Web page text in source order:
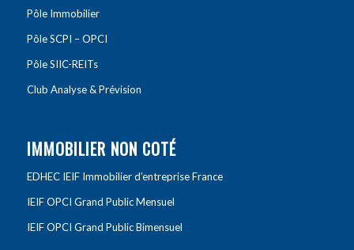
Pôle Immobilier
Pôle SCPI – OPCI
Pôle SIIC-REITs
Club Analyse & Prévision
IMMOBILIER NON COTÉ
EDHEC IEIF Immobilier d’entreprise France
IEIF OPCI Grand Public Mensuel
IEIF OPCI Grand Public Bimensuel